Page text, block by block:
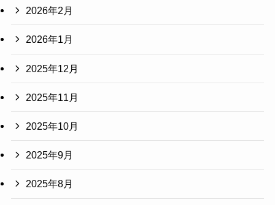
2026年2月
2026年1月
2025年12月
2025年11月
2025年10月
2025年9月
2025年8月